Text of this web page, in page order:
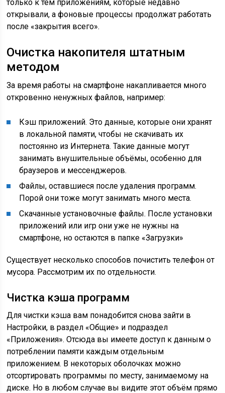
только к тем приложениям, которые недавно
открывали, а фоновые процессы продолжат работать
после «закрытия всего».
Очистка накопителя штатным
методом
За время работы на смартфоне накапливается много
откровенно ненужных файлов, например:
Кэш приложений. Это данные, которые они хранят
в локальной памяти, чтобы не скачивать их
постоянно из Интернета. Такие данные могут
занимать внушительные объёмы, особенно для
браузеров и мессенджеров.
Файлы, оставшиеся после удаления программ.
Порой они тоже могут занимать много места.
Скачанные установочные файлы. После установки
приложений или игр они уже не нужны на
смартфоне, но остаются в папке «Загрузки»
Существует несколько способов почистить телефон от
мусора. Рассмотрим их по отдельности.
Чистка кэша программ
Для чистки кэша вам понадобится снова зайти в
Настройки, в раздел «Общие» и подраздел
«Приложения». Отсюда вы имеете доступ к данным о
потреблении памяти каждым отдельным
приложением. В некоторых оболочках можно
отсортировать программы по месту, занимаемому на
диске. Но в любом случае вы видите этот объём прямо